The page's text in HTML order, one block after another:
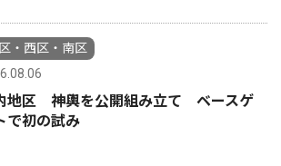
・西区・南区
地区 神輿を公開組み立て ベースゲ
で初の試み